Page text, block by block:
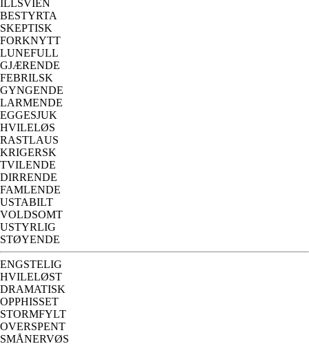
ILLSVIEN
BESTYRTA
SKEPTISK
FORKNYTT
LUNEFULL
GJÆRENDE
FEBRILSK
GYNGENDE
LARMENDE
EGGESJUK
HVILELØS
RASTLAUS
KRIGERSK
TVILENDE
DIRRENDE
FAMLENDE
USTABILT
VOLDSOMT
USTYRLIG
STØYENDE
ENGSTELIG
HVILELØST
DRAMATISK
OPPHISSET
STORMFYLT
OVERSPENT
SMÅNERVØS